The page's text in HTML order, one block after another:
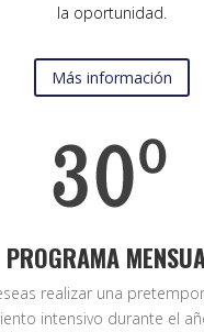
la oportunidad.
Más información
PROGRAMA
realizar una
intensivo durante el